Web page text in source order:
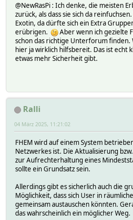
@NewRasPi : Ich denke, die meisten
zurück, als dass sie sich da
Exotin, da dürfte sich ein Extra
erübrigen.
Aber wenn ich gezielte
schon das richtige Unterforum finden.
hier ja wirklich hilfsbereit. Das ist echt
etwas mehr Sicherheit gibt.
Ralli
04 März 2025, 11:21:02
FHEM wird auf einem System
Netzwerkes ist. Die Aktualisierung
zur Aufrechterhaltung eines
sollte ein Grundsatz sein.
Allerdings gibt es sicherlich auch die
Möglichkeit, dass sich User in
gemeinsam austauschen könnten.
das wahrscheinlich ein möglicher Weg.